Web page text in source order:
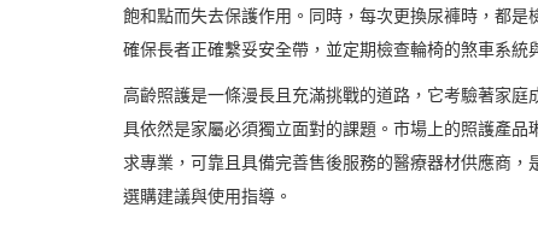
飽和點而失去保護作用。同時，每次更換尿褲時，都
確保長者正確繫妥安全帶，並定期檢查輪椅的煞車系
高齡照護是一條漫長且充滿挑戰的道路，它考驗著家
具依然是家屬必須獨立面對的課題。市場上的照護產
求專業，可靠且具備完善售後服務的醫療器材供應商
選購建議與使用指導。